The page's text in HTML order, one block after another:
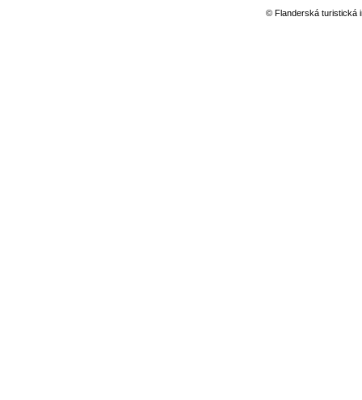
© Flanderská turistická